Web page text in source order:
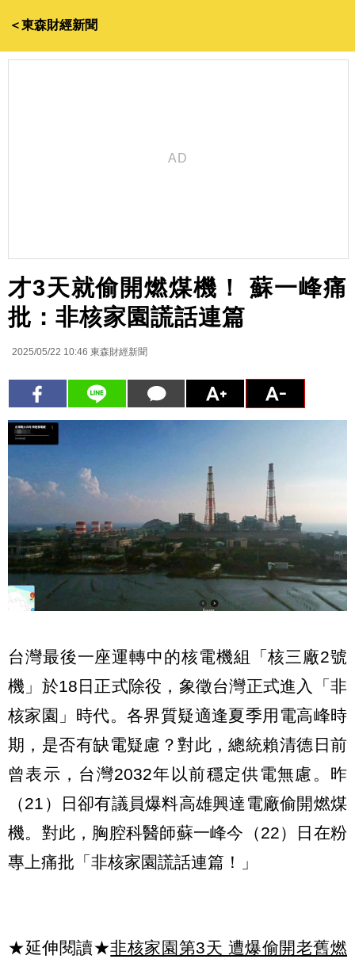
＜東森財經新聞
才3天就偷開燃煤機！ 蘇一峰痛
批：非核家園謊話連篇
2025/05/22 10:46 東森財經新聞
台灣最後一座運轉中的核電機組「核三廠2號
機」於18日正式除役，象徵台灣正式進入「非
核家園」時代。各界質疑適逢夏季用電高峰時
期，是否有缺電疑慮？對此，總統賴清德日前
曾表示，台灣2032年以前穩定供電無慮。昨
（21）日卻有議員爆料高雄興達電廠偷開燃煤
機。對此，胸腔科醫師蘇一峰今（22）日在粉
專上痛批「非核家園謊話連篇！」
★延伸閱讀★非核家園第3天 遭爆偷開老舊燃